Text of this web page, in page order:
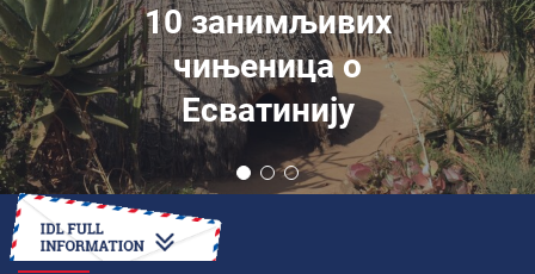
10 занимљивих
чињеница о
Есватинију
КАКО ДА